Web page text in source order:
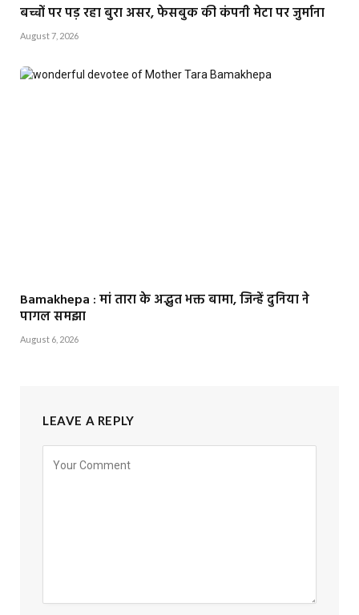
बच्चों पर पड़ रहा बुरा असर, फेसबुक की कंपनी मेटा पर जुर्माना
August 7, 2026
Bamakhepa : मां तारा के अद्भुत भक्त बामा, जिन्हें दुनिया ने
पागल समझा
August 6, 2026
LEAVE A REPLY